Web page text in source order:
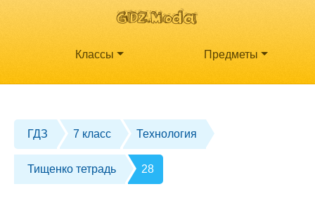
Классы Предметы
ГДЗ 7 класс Технология
Тищенко тетрадь 28